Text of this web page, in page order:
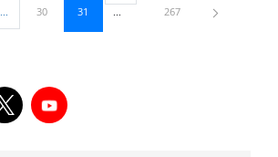
...Pàgines intermèdies Utilitzeu TAB per navegar.
Pàgina
30 Pàgina
31
Pàgina
267